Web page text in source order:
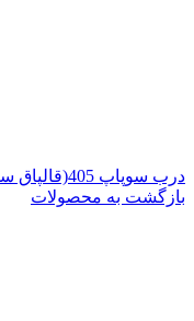
درب سوپاپ 405(قالپاق سوپاپ)/مژده وصل
بازگشت به محصولات